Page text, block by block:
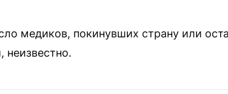
медиков, покинувших страну или
неизвестно.